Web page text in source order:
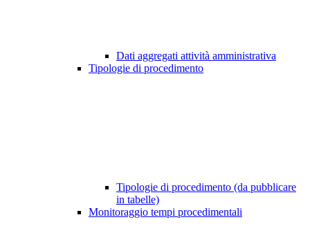
Dati aggregati attività amministrativa
Tipologie di procedimento
Tipologie di procedimento (da pubblicare
in tabelle)
Monitoraggio tempi procedimentali